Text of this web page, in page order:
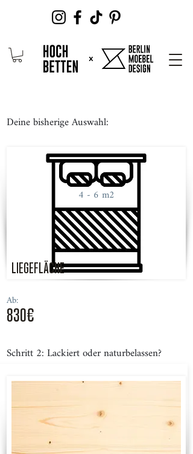
Deine bisherige Auswahl:
4 - 6 m2
LIEGEFLÄCHE
Ab:
830€
Schritt 2: Lackiert oder naturbelassen?